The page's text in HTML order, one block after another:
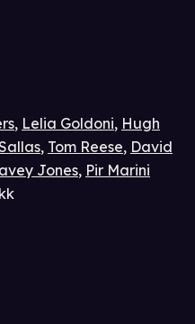
, Lelia Goldoni, Hugh
, Tom Reese, David
Jones, Pir Marini